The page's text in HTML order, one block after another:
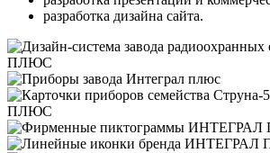
разработка дизайна сайта.